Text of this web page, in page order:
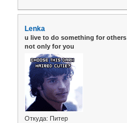
Lenka
u live to do something for others
not only for you
Откуда: Питер